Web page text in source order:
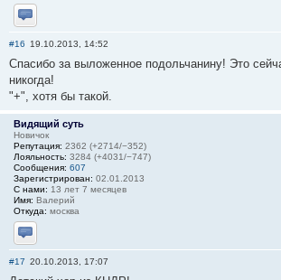
Отправить личное сообщение
#16 19.10.2013, 14:52
Спасибо за выложенное подольчанину! Это
никогда!
"+", хотя бы такой.
Видящий суть
Новичок
Репутация: 2362 (+2714/−352)
Лояльность: 3284 (+4031/−747)
Сообщения: 607
Зарегистрирован: 02.01.2013
С нами: 13 лет 7 месяцев
Имя: Валерий
Откуда: москва
Отправить личное сообщение
#17 20.10.2013, 17:07